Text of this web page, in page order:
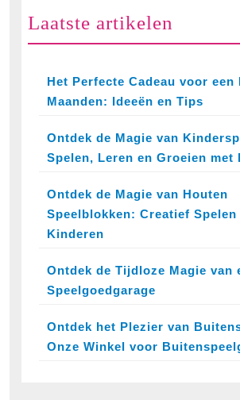
Laatste artikelen
Het Perfecte Cadeau voor een
Maanden: Ideeën en Tips
Ontdek de Magie van
Spelen, Leren en Groeien met
Ontdek de Magie van Houten
Speelblokken: Creatief Spelen
Kinderen
Ontdek de Tijdloze Magie van
Speelgoedgarage
Ontdek het Plezier van
Onze Winkel voor